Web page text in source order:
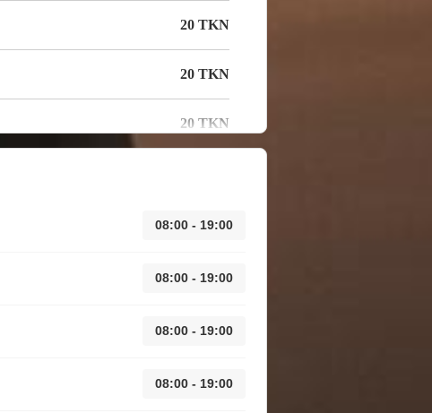
20 TKN
20 TKN
20 TKN
08:00 - 19:00
08:00 - 19:00
08:00 - 19:00
08:00 - 19:00